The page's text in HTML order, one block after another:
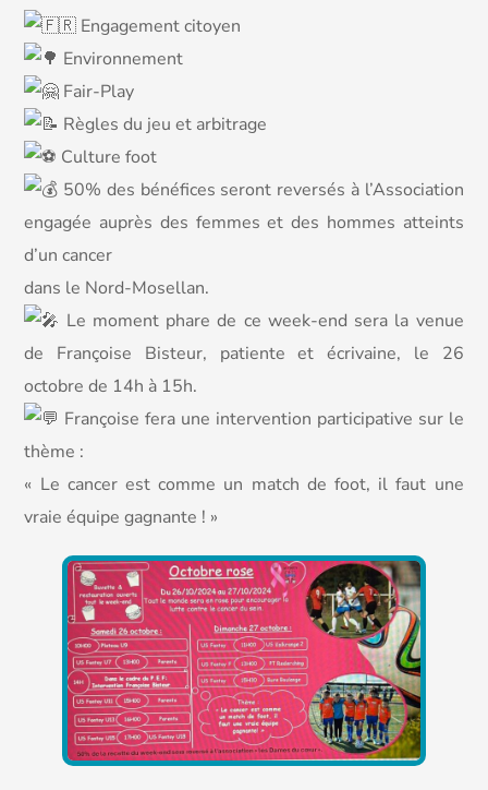
Engagement citoyen
Environnement
Fair-Play
Règles du jeu et arbitrage
Culture foot
50% des bénéfices seront reversés à l’Association
engagée auprès des femmes et des hommes atteints
d’un cancer
dans le Nord-Mosellan.
Le moment phare de ce week-end sera la venue
de Françoise Bisteur, patiente et écrivaine, le 26
octobre de 14h à 15h.
Françoise fera une intervention participative sur le
thème :
« Le cancer est comme un match de foot, il faut une
vraie équipe gagnante ! »